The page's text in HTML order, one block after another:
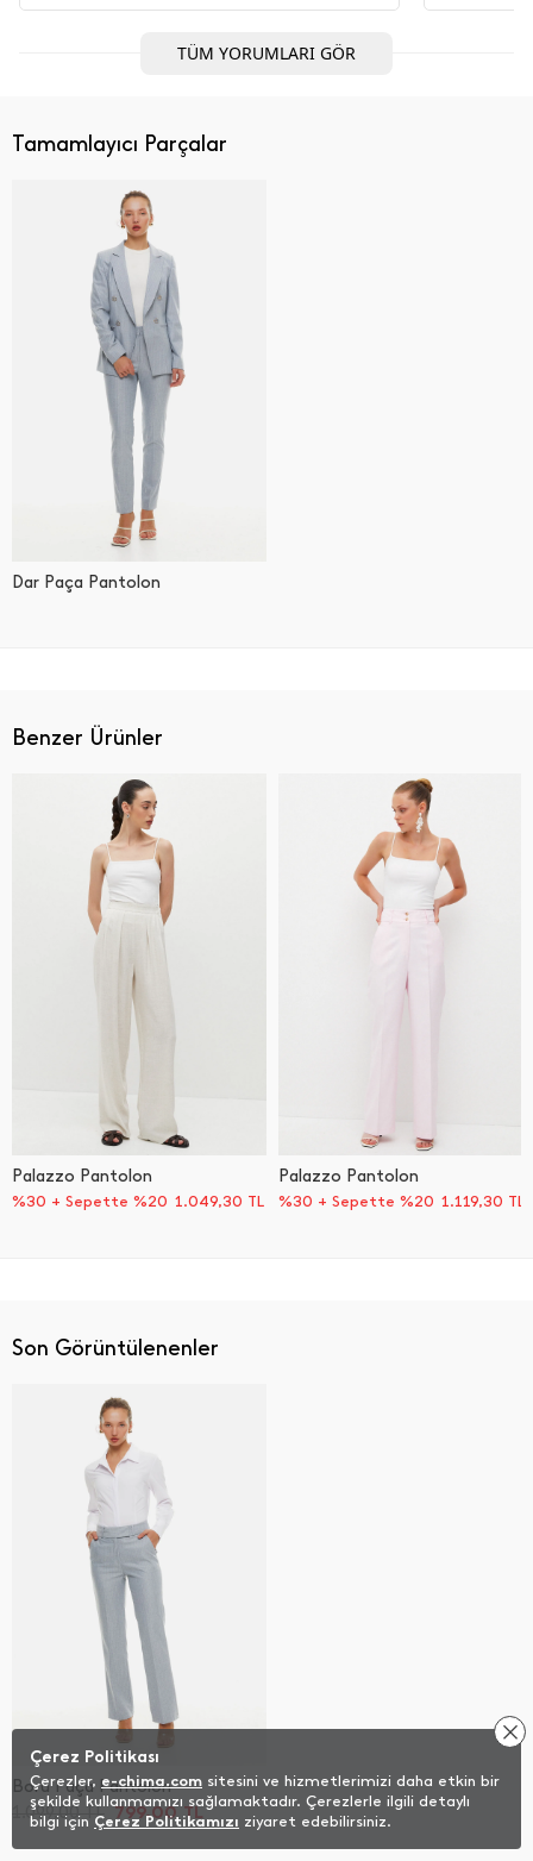
TÜM YORUMLARI GÖR
Benzer Ürünler
Palazzo Pantolon
%30 + Sepette %20 1.049,30 TL
Palazzo Pantolon
%30 + Sepette %20 1.119,30 TL
Tamamlayıcı Parçalar
Dar Paça Pantolon
Son Görüntülenenler
Boru Paça Pantolon
1.099,00 TL 799,00TL
Çerez Politikası
Çerezler, e-chima.com sitesini ve hizmetlerimizi daha etkin bir
şekilde kullanmamızı sağlamaktadır. Çerezlerle ilgili detaylı
bilgi için Çerez Politikamızı ziyaret edebilirsiniz.